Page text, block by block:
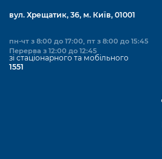
Київська міська військова
вул. Хрещатик, 36, м. Київ, 01001
пн-чт з 8:00 до 17:00, пт з 8:00 до 15:45
Перерва з 12:00 до 12:45
зі стаціонарного та мобільного
1551